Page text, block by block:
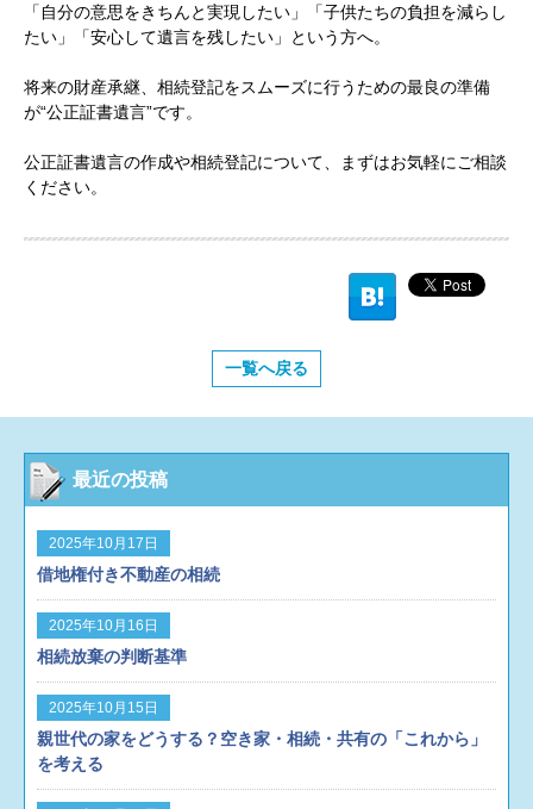
「自分の意思をきちんと実現したい」「子供たちの負担を減らし
たい」「安心して遺言を残したい」という方へ。
将来の財産承継、相続登記をスムーズに行うための最良の準備
が“公正証書遺言”です。
公正証書遺言の作成や相続登記について、まずはお気軽にご相談
ください。
一覧へ戻る
最近の投稿
2025年10月17日
借地権付き不動産の相続
2025年10月16日
相続放棄の判断基準
2025年10月15日
親世代の家をどうする？空き家・相続・共有の「これから」
を考える